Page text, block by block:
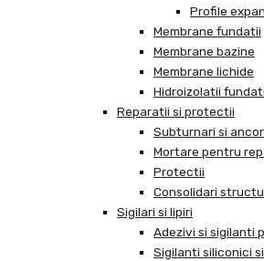
Profile
Membrane fundatii
Membrane bazine
Membrane lichide
Hidroizolatii
Reparatii si protectii
Subturnari si
Mortare pentru
Protectii
Consolidari
Sigilari si lipiri
Adezivi si sigilanti
Sigilanti siliconici